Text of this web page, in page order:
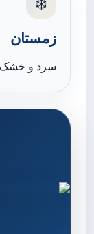
❄️
زمستان
سرد و خشک؛